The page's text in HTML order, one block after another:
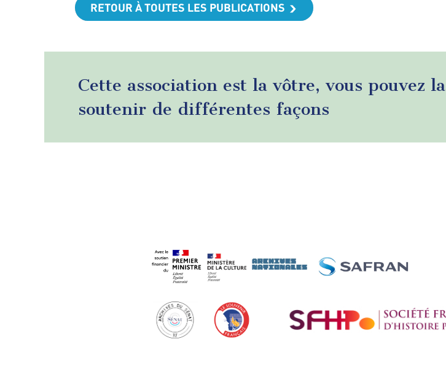
RETOUR À TOUTES LES PUBLICATIONS
Cette association est la vôtre, vous pouvez la
soutenir de différentes façons